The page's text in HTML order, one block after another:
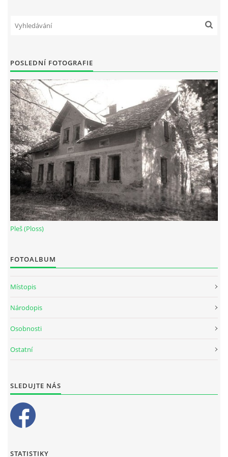
POSLEDNÍ FOTOGRAFIE
Pleš (Ploss)
FOTOALBUM
Místopis
Národopis
Osobnosti
Ostatní
SLEDUJTE NÁS
STATISTIKY